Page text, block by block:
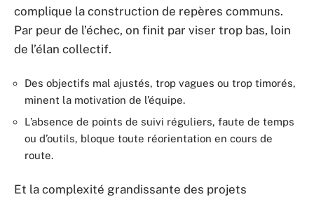
complique la construction de repères communs.
Par peur de l’échec, on finit par viser trop bas, loin
de l’élan collectif.
Des objectifs mal ajustés, trop vagues ou trop timorés,
minent la motivation de l’équipe.
L’absence de points de suivi réguliers, faute de temps
ou d’outils, bloque toute réorientation en cours de
route.
Et la complexité grandissante des projets